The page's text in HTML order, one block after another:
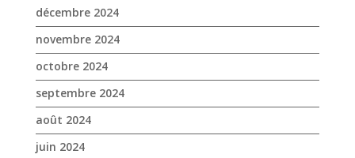
décembre 2024
novembre 2024
octobre 2024
septembre 2024
août 2024
juin 2024